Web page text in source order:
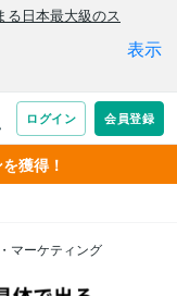
獲得！
マーケティング